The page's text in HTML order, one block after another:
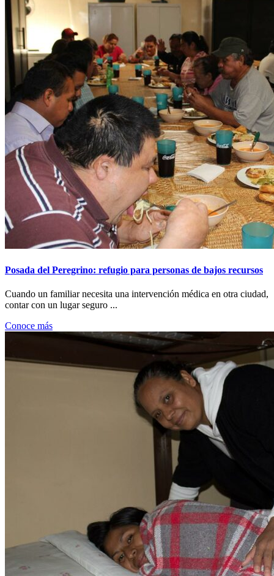
Posada del Peregrino: refugio para personas de bajos recursos
Cuando un familiar necesita una intervención médica en otra ciudad,
contar con un lugar seguro ...
Conoce más